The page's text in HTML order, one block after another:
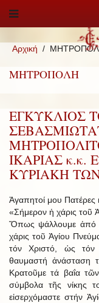
Αρχική
ΜΗΤΡΟΠΟΛΗ
ΕΓΚΥΚΛΙΟΣ
ΙΚΑΡΙΑΣ κ.κ.
ΚΥΡΙΑΚΗ
Ἀγαπητοί μου Πατέρες
«Σήμερον ἡ χάρις τοῦ
Ὅπως ψάλλουμε ἀπό
χάρις τοῦ Ἁγίου
τόν Χριστό, ὡς τόν
θαυμαστή ἀνάσταση
Κρατοῦμε τά βαΐα
σύμβολα τῆς νίκης
εἰσερχόμαστε στήν